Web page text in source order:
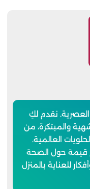
العصرية. نقدم لكِ
والمبتكرة، من
العالمية.
قيمة حول الصحة
للعناية بالمنزل